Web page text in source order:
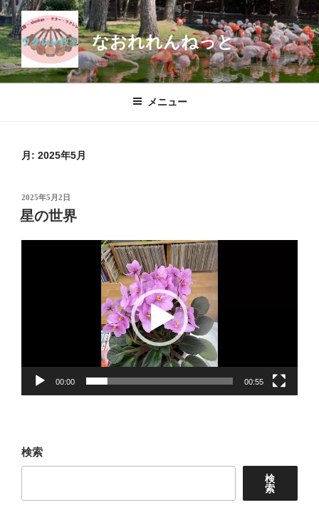
コ
ン
テ
ン
ツ
なおれれんねっと
メニュー
月: 2025年5月
投
稿
日:
2025年5月2日
星の世界
00:00 00:55
検索
検
索